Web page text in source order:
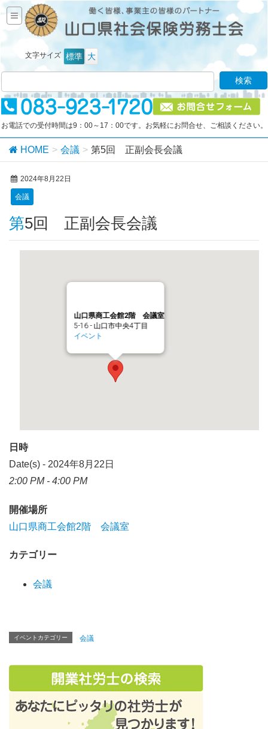
文字サイズ 標準 大
お電話での受付時間は9：00～17：00です。お気軽にお問合せ、ご相談ください。
HOME 会議 第5回 正副会長会議
2024年8月22日
会議
第5回 正副会長会議
山口県商工会館2階 会議室
5-16 - 山口市中央4丁目
イベント
日時
Date(s) - 2024年8月22日
2:00 PM - 4:00 PM
開催場所
山口県商工会館2階 会議室
カテゴリー
会議
イベントカテゴリー 会議